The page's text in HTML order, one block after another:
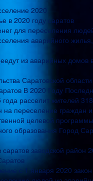
2020
в 2020 году саратов
для переселения
аварийного
из аварийных
Саратовской
В 2020 Году
расселит жителей
на переселение граждан
целевой
образования Город
заводской район
с 1 января 2020 закон